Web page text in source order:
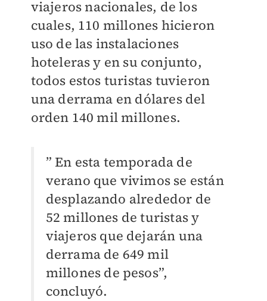
viajeros nacionales, de los
cuales, 110 millones hicieron
uso de las instalaciones
hoteleras y en su conjunto,
todos estos turistas tuvieron
una derrama en dólares del
orden 140 mil millones.
” En esta temporada de
verano que vivimos se están
desplazando alrededor de
52 millones de turistas y
viajeros que dejarán una
derrama de 649 mil
millones de pesos”,
concluyó.